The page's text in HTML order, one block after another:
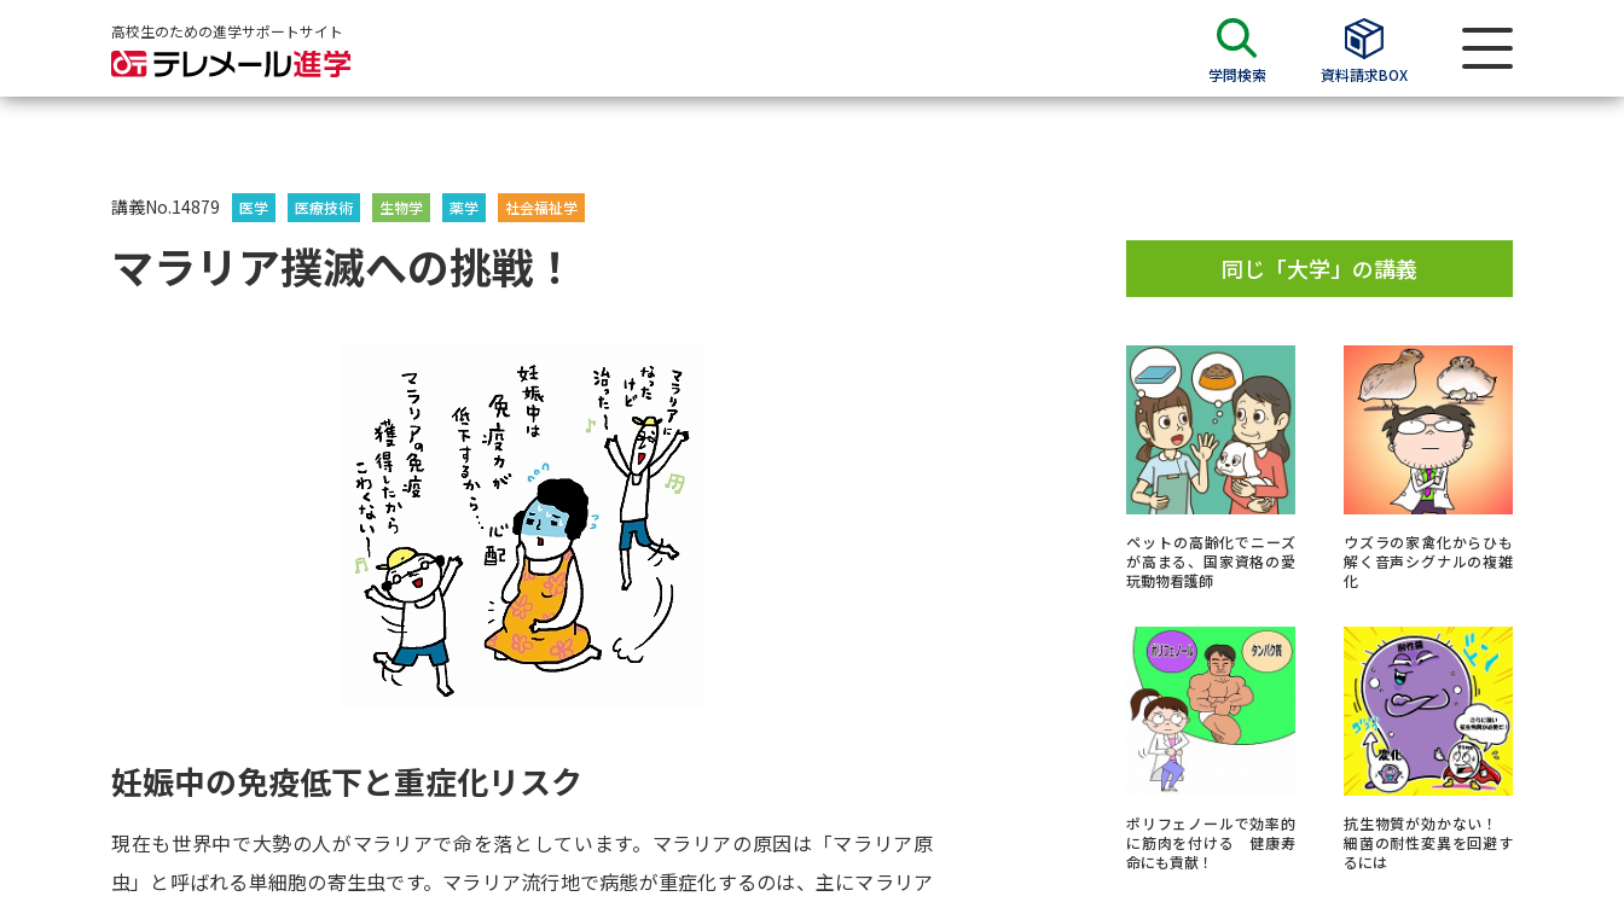
高校生のための進学サポートサイト
学問検索 資料請求BOX
過去問題集
留学・進学関連、塾・予備校
大学入学共通テスト「受験上の配慮案内」の請求
高等学校卒業程度認定試験
小学校教員資格認定試験
大学検索
大学で学べる内容や特徴を調べる
講義No.14879 医学 医療技術 生物学 薬学 社会福祉学
マラリア撲滅への挑戦！
妊娠中の免疫低下と重症化リスク
現在も世界中で大勢の人がマラリアで命を落としています。マラリアの原因は「マラリア原
虫」と呼ばれる単細胞の寄生虫です。マラリア流行地で病態が重症化するのは、主にマラリア
同じ「大学」の講義
ペットの高齢化でニーズ
が高まる、国家資格の愛
玩動物看護師
ウズラの家禽化からひも
解く音声シグナルの複雑
化
ポリフェノールで効率的
に筋肉を付ける 健康寿
命にも貢献！
抗生物質が効かない！
細菌の耐性変異を回避す
るには